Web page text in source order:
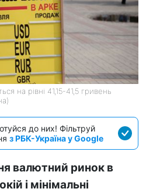
на рівні 41,15-41,5 гривень
до них! Фільтруй
з РБК-Україна у Google
валютний ринок в
і мінімальні